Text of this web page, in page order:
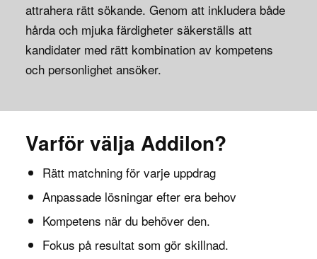
attrahera rätt sökande. Genom att inkludera både
hårda och mjuka färdigheter säkerställs att
kandidater med rätt kombination av kompetens
och personlighet ansöker.
Varför välja Addilon?
Rätt matchning för varje uppdrag
Anpassade lösningar efter era behov
Kompetens när du behöver den.
Fokus på resultat som gör skillnad.